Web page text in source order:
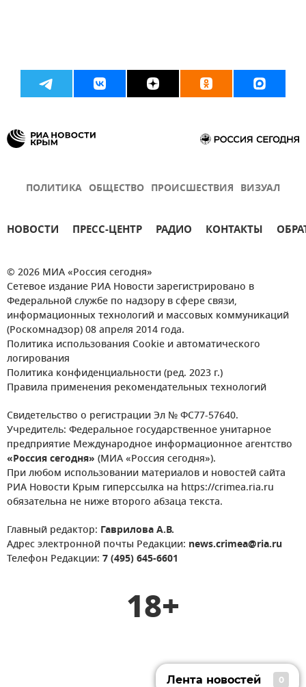
ПОЛИТИКА ОБЩЕСТВО ПРОИСШЕСТВИЯ ВИЗУАЛ
НОВОСТИ ПРЕСС-ЦЕНТР РАДИО КОНТАКТЫ
© 2026 МИА «Россия сегодня»
Сетевое издание РИА Новости зарегистрировано в
Федеральной службе по надзору в сфере связи,
информационных технологий и массовых коммуникаций
(Роскомнадзор) 08 апреля 2014 года.
Политика использования Cookie и автоматического
логирования
Политика конфиденциальности (ред. 2023 г.)
Правила применения рекомендательных технологий
Свидетельство о регистрации Эл № ФС77-57640.
Учредитель: Федеральное государственное унитарное
предприятие Международное информационное агентство
«Россия сегодня» (МИА «Россия сегодня»).
При любом использовании материалов и новостей сайта
РИА Новости Крым гиперссылка на https://crimea.ria.ru
обязательна не ниже второго абзаца текста.
Главный редактор: Гаврилова А.В.
Адрес электронной почты Редакции: news.crimea@ria.ru
Телефон Редакции: 7 (495) 645-6601
18+
Лента новостей 0